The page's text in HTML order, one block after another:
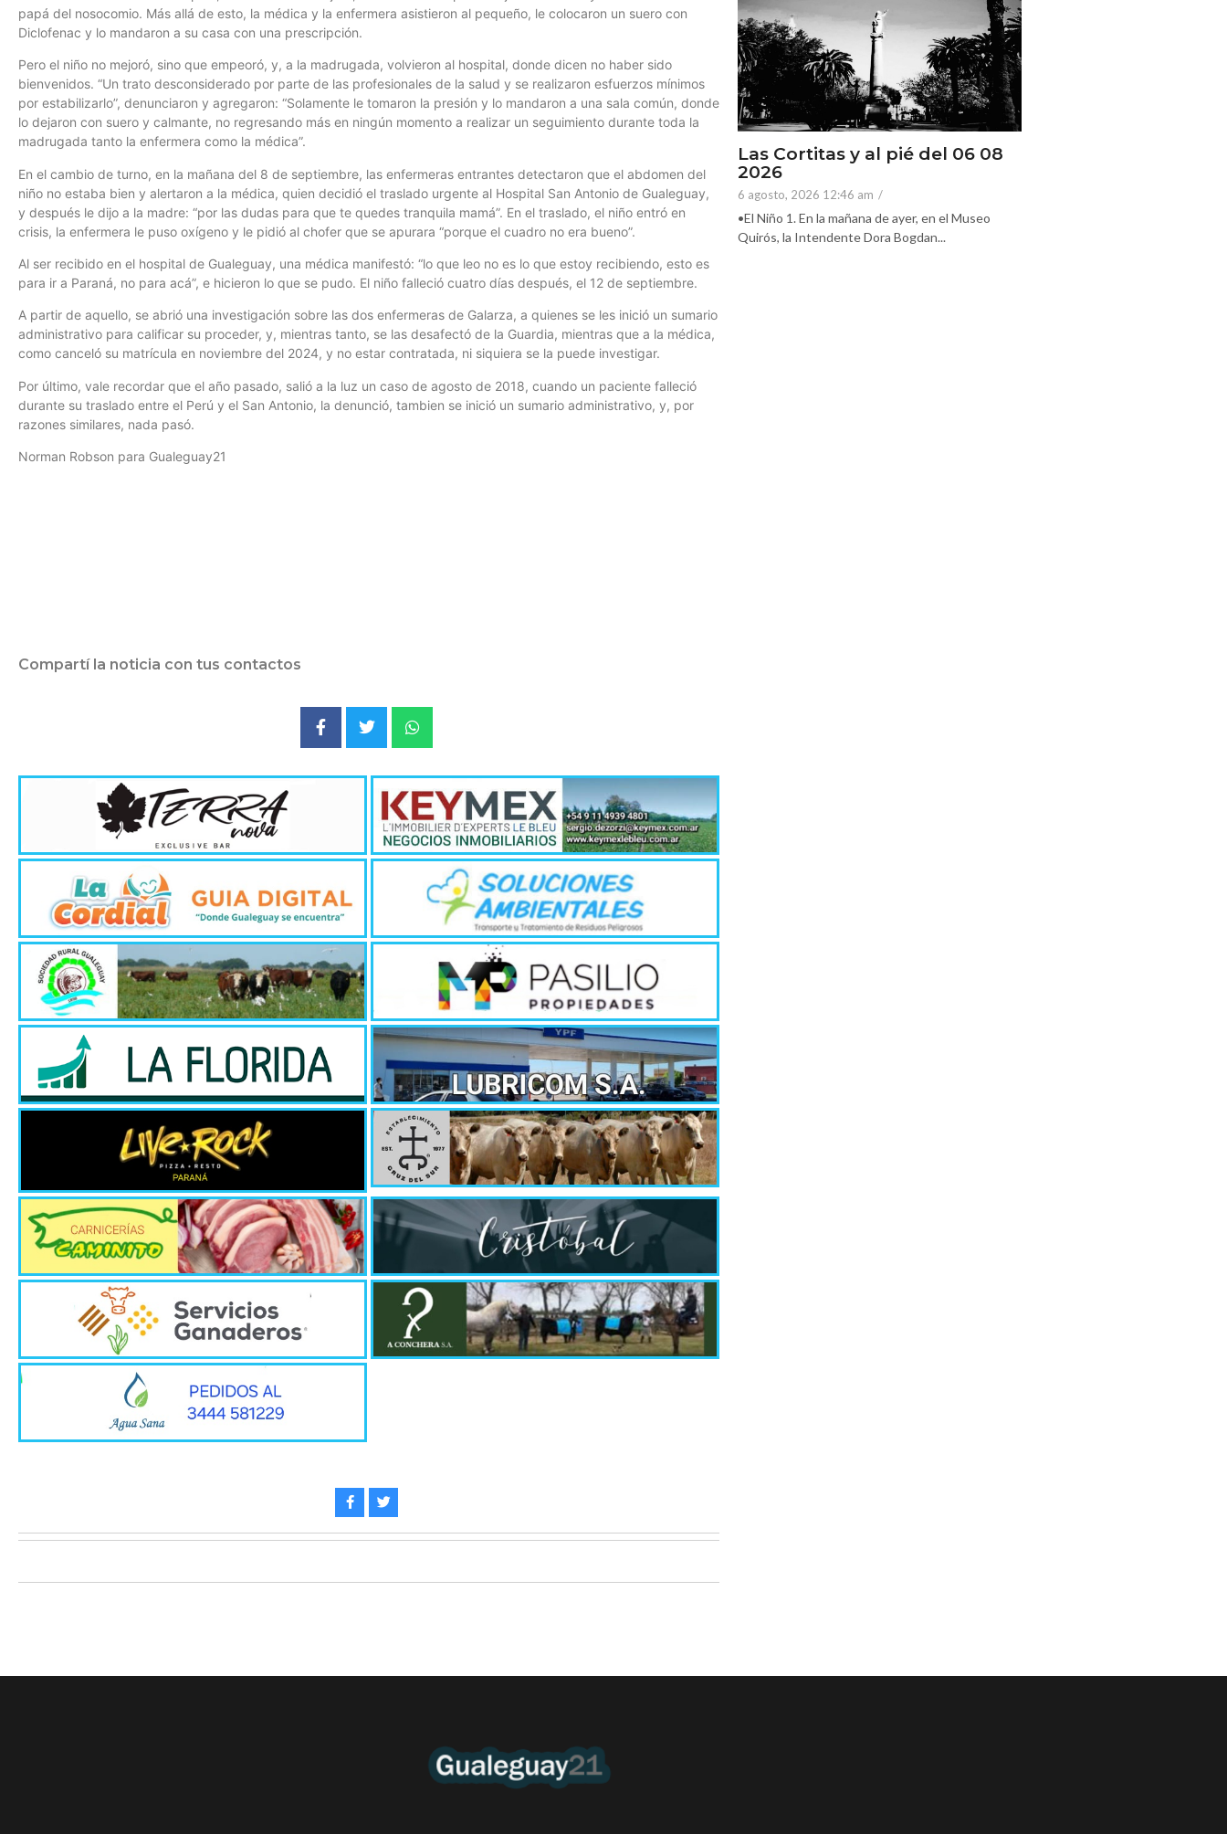
papá del nosocomio. Más allá de esto, la médica y la enfermera asistieron al pequeño, le colocaron un suero con
Diclofenac y lo mandaron a su casa con una prescripción.
Pero el niño no mejoró, sino que empeoró, y, a la madrugada, volvieron al hospital, donde dicen no haber sido
bienvenidos. “Un trato desconsiderado por parte de las profesionales de la salud y se realizaron esfuerzos mínimos
por estabilizarlo”, denunciaron y agregaron: “Solamente le tomaron la presión y lo mandaron a una sala común, donde
lo dejaron con suero y calmante, no regresando más en ningún momento a realizar un seguimiento durante toda la
madrugada tanto la enfermera como la médica”.
En el cambio de turno, en la mañana del 8 de septiembre, las enfermeras entrantes detectaron que el abdomen del
niño no estaba bien y alertaron a la médica, quien decidió el traslado urgente al Hospital San Antonio de Gualeguay,
y después le dijo a la madre: “por las dudas para que te quedes tranquila mamá”. En el traslado, el niño entró en
crisis, la enfermera le puso oxígeno y le pidió al chofer que se apurara “porque el cuadro no era bueno”.
Al ser recibido en el hospital de Gualeguay, una médica manifestó: “lo que leo no es lo que estoy recibiendo, esto es
para ir a Paraná, no para acá”, e hicieron lo que se pudo. El niño falleció cuatro días después, el 12 de septiembre.
A partir de aquello, se abrió una investigación sobre las dos enfermeras de Galarza, a quienes se les inició un sumario
administrativo para calificar su proceder, y, mientras tanto, se las desafectó de la Guardia, mientras que a la médica,
como canceló su matrícula en noviembre del 2024, y no estar contratada, ni siquiera se la puede investigar.
Por último, vale recordar que el año pasado, salió a la luz un caso de agosto de 2018, cuando un paciente falleció
durante su traslado entre el Perú y el San Antonio, la denunció, tambien se inició un sumario administrativo, y, por
razones similares, nada pasó.
Norman Robson para Gualeguay21
Compartí la noticia con tus contactos
Las Cortitas y al pié del 06 08
2026
6 agosto, 2026 12:46 am /
•El Niño 1. En la mañana de ayer, en el Museo
Quirós, la Intendente Dora Bogdan...